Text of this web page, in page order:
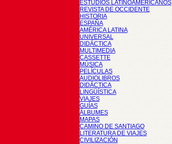
ESTUDIOS LATINOAMERICANOS
REVISTA DE OCCIDENTE
HISTORIA
ESPAÑA
AMÉRICA LATINA
UNIVERSAL
DIDÁCTICA
MULTIMEDIA
CASSETTE
MÚSICA
PELÍCULAS
AUDIOLIBROS
DIDÁCTICA
LINGÜÍSTICA
VIAJES
GUÍAS
ÁLBUMES
MAPAS
CAMINO DE SANTIAGO
LITERATURA DE VIAJES
CIVILIZACIÓN